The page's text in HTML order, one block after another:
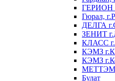
ГЕРИОН
Гюрал,
ДЕЛГА
ЗЕНИТ
КЛАСС
КЭМЗ
КЭМЗ
МЕТТЭМ
Булат